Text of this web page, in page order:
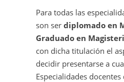
Para todas las
son ser diplomado en
Graduado en
con dicha titulación el
decidir presentarse a
Especialidades